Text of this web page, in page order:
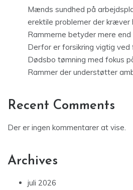
Mænds sundhed på
erektile problemer der kræver
Rammerne betyder mere
Derfor er forsikring vigtig ved
Dødsbo tømning med fokus
Rammer der understøtter
Recent Comments
Der er ingen kommentarer at vise.
Archives
juli 2026